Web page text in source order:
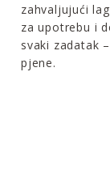
zahvaljujući
za upotrebu i
svaki zadatak
pjene.